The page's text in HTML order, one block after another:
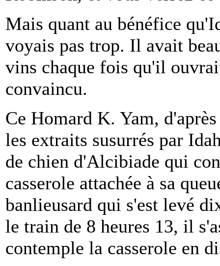
Mais quant au bénéfice
voyais pas trop. Il avait
vins chaque fois qu'il
convaincu.
Ce Homard K. Yam,
les extraits susurrés par
de chien d'Alcibiade qui
casserole attachée à sa
banlieusard qui s'est levé
le train de 8 heures 13, il
contemple la casserole en